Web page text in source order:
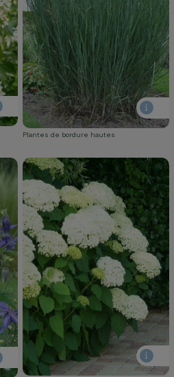
Plantes de bordure hautes